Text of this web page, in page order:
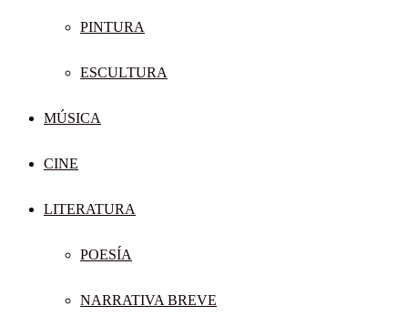
PINTURA
ESCULTURA
MÚSICA
CINE
LITERATURA
POESÍA
NARRATIVA BREVE